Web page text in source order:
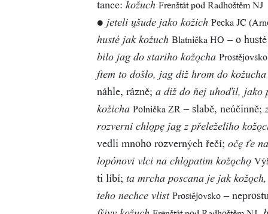
tance: kožuch Frenštát pod Radhoštěm NJ
● jeteli u̯šude jako kožich Pecka JC
husté jak kožuch Blatnička HO – o
bilo jag do stariho kožo̬cha Prostějovsko
ftem to došło, jag diž hrom do
náhle, rázně; a diž do ňej uhoďil, jako
kožicha Polnička ZR – slabě, neúčinně;
rozverni chlo̬pe̬ jag z přeleželiho
vedli mnoho rozverných řečí; oče̬ ťe
lopónovi vlci na chlo̬patim kožo̬cho̬
ti líbí; ta mrcha poscana je jak kožo̬ch,
teho nechce vlist Prostějovsko –